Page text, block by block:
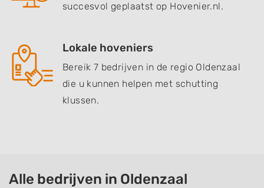
succesvol geplaatst op Hovenier.nl.
Lokale hoveniers
Bereik 7 bedrijven in de regio Oldenzaal
die u kunnen helpen met schutting
klussen.
Alle bedrijven in Oldenzaal